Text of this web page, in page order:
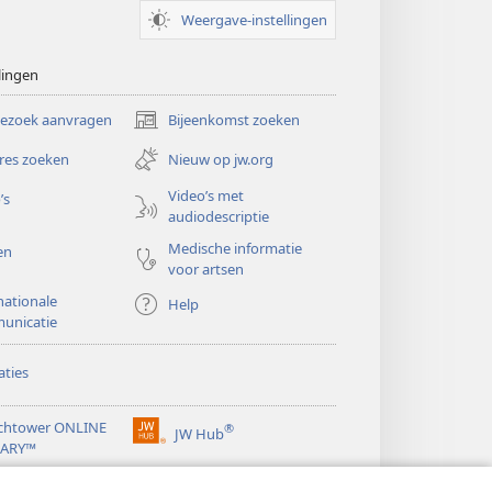
Weergave-instellingen
aanvragen Bijeenkomst zoeken
(opent
nieuw
venster)
zoeken
Nieuw op jw.org
Video’s met
audiodescriptie
Medische informatie
voor artsen
Help
ONLINE
JW Hub®
(opent
nieuw